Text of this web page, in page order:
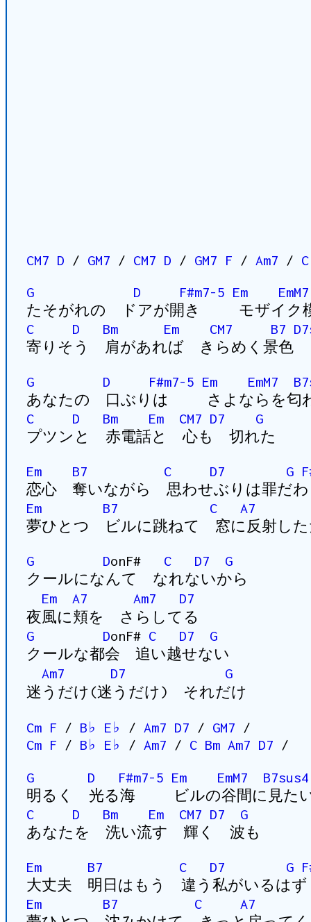
CM7 D / GM7 / CM7 D / GM7 F / Am7 / C
G
D F#m7-5 Em
EmM7
たそがれの ドアが開き モザイク
C
D Bm Em CM7 B7
寄りそう 肩があれば きらめく景色
G D F#m7-5 Em EmM7
あなたの 口ぶりは さよならを匂
C
D Bm Em CM7 D7
G
プツンと 赤電話と 心も 切れた
Em B7 C D7 G
恋心 奪いながら 思わせぶりは罪だわ
Em
B7 C
A7
夢ひとつ ビルに跳ねて 窓に反射した
G DonF# C D7
G
クールになんて なれないから
Em
A7 Am7
D7
夜風に頬を さらしてる
G
DonF# C D7
G
クールな都会 追い越せない
Am7
D7
G
迷うだけ(迷うだけ) それだけ
Cm F / B♭ E♭ / Am7 D7 / GM7 /
Cm F / B♭ E♭ / Am7 / C Bm Am7 D7 /
G D F#m7-5 Em EmM7
B7sus4
明るく 光る海 ビルの谷間に見た
C
D Bm Em CM7 D7
G
あなたを 洗い流す 輝く 波も
Em B7 C D7 G
大丈夫 明日はもう 違う私がいるはず
Em
B7 C
A7